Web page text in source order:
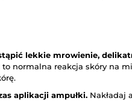
lekkie mrowienie,
to normalna reakcja skóry na
aplikacji ampułki. Nakładaj